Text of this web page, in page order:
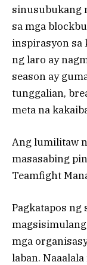
sinusubukang
sa mga
inspirasyon sa
ng laro ay
season ay
tunggalian,
meta na
Ang lumilitaw
masasabing
Teamfight
Pagkatapos ng
mga
laban.